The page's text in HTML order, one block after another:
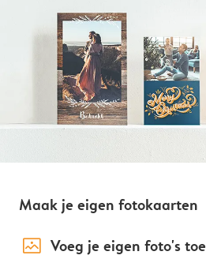
Maak je eigen fotokaarten
image_placeholder Voeg je eigen foto's toe